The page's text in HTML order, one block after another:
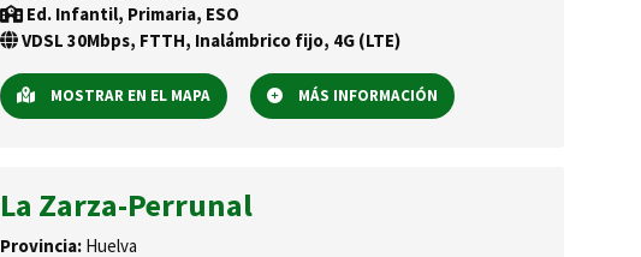
Ed. Infantil, Primaria, ESO
VDSL 30Mbps, FTTH, Inalámbrico fijo, 4G (LTE)
MOSTRAR EN EL MAPA MÁS INFORMACIÓN
La Zarza-Perrunal
Provincia:Huelva